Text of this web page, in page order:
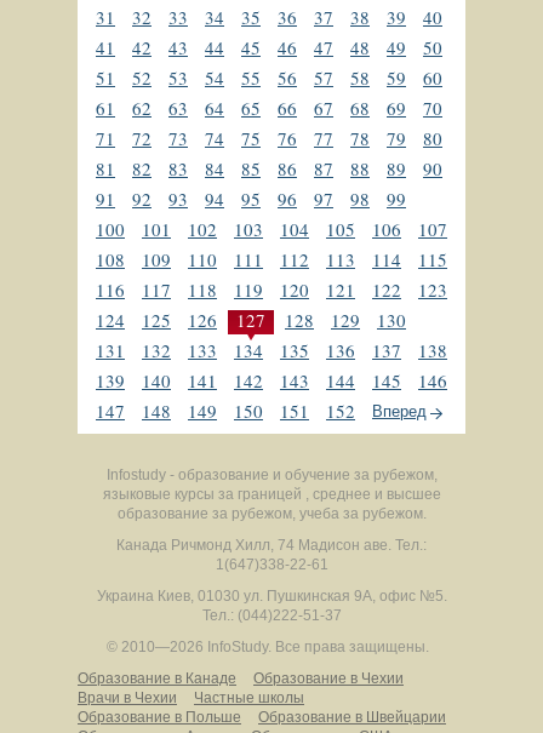
31
32 33 34 35 36 37 38 39
40
41
42 43 44 45 46 47 48 49
50
51
52 53 54 55 56 57 58 59
60
61
62 63 64 65 66 67 68 69
70
71
72 73 74 75 76 77 78 79
80
81
82 83 84 85 86 87 88 89
90
91
92 93 94 95 96 97 98
99
100
101 102 103 104 105 106
107
108
109 110 111 112 113 114
115
116
117 118 119 120 121 122
123
124
125 126 127 128 129
130
131
132 133 134 135 136 137
138
139
140 141 142 143 144 145
146
147
148 149 150 151 152 Вперед
Infostudy - образование и обучение за рубежом,
языковые курсы за границей , среднее и высшее
образование за рубежом, учеба за рубежом.
Канада Ричмонд Хилл, 74 Мадисон аве. Тел.:
1(647)338-22-61
Украина Киев, 01030 ул. Пушкинская 9А, офис №5.
Тел.: (044)222-51-37
© 2010—2026 InfoStudy. Все права защищены.
Образование в Канаде
Образование в Чехии
Врачи в Чехии
Частные школы
Образование в Польше
Образование в Швейцарии